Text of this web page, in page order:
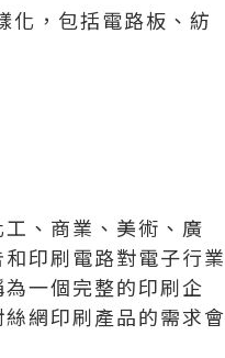
化，包括電路板、紡
、商業、美術、廣
印刷電路對電子行業
一個完整的印刷企
網印刷產品的需求會